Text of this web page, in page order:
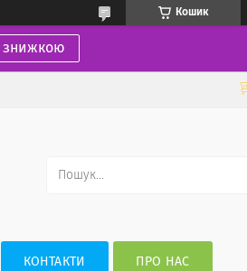
Кошик
знижкою
КОНТАКТИ ПРО НАС